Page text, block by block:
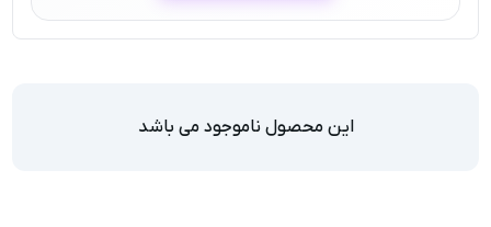
این محصول ناموجود می باشد